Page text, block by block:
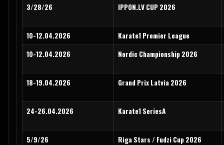
3/28/26 IPPON.LV CUP 2026
10-12.04.2026
Karate1 Premier League
10-12.04.2026
Nordic Championship 2026
18-19.04.2026 Grand Prix Latvia 2026
24-26.04.2026 Karate1 SeriesA
5/9/26
Riga Stars / Fudzi Cup 2026